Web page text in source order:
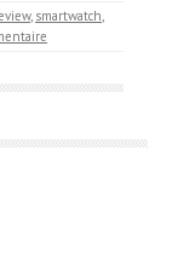
, smartwatch,